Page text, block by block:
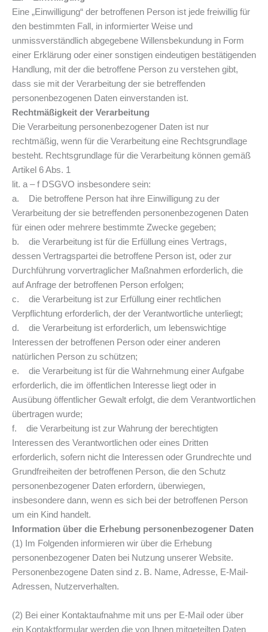
Eine „Einwilligung“ der betroffenen Person ist jede freiwillig für
den bestimmten Fall, in informierter Weise und
unmissverständlich abgegebene Willensbekundung in Form
einer Erklärung oder einer sonstigen eindeutigen bestätigenden
Handlung, mit der die betroffene Person zu verstehen gibt,
dass sie mit der Verarbeitung der sie betreffenden
personenbezogenen Daten einverstanden ist.
Rechtmäßigkeit der Verarbeitung
Die Verarbeitung personenbezogener Daten ist nur
rechtmäßig, wenn für die Verarbeitung eine Rechtsgrundlage
besteht. Rechtsgrundlage für die Verarbeitung können gemäß
Artikel 6 Abs. 1
lit. a – f DSGVO insbesondere sein:
a. Die betroffene Person hat ihre Einwilligung zu der
Verarbeitung der sie betreffenden personenbezogenen Daten
für einen oder mehrere bestimmte Zwecke gegeben;
b. die Verarbeitung ist für die Erfüllung eines Vertrags,
dessen Vertragspartei die betroffene Person ist, oder zur
Durchführung vorvertraglicher Maßnahmen erforderlich, die
auf Anfrage der betroffenen Person erfolgen;
c. die Verarbeitung ist zur Erfüllung einer rechtlichen
Verpflichtung erforderlich, der der Verantwortliche unterliegt;
d. die Verarbeitung ist erforderlich, um lebenswichtige
Interessen der betroffenen Person oder einer anderen
natürlichen Person zu schützen;
e. die Verarbeitung ist für die Wahrnehmung einer Aufgabe
erforderlich, die im öffentlichen Interesse liegt oder in
Ausübung öffentlicher Gewalt erfolgt, die dem Verantwortlichen
übertragen wurde;
f. die Verarbeitung ist zur Wahrung der berechtigten
Interessen des Verantwortlichen oder eines Dritten
erforderlich, sofern nicht die Interessen oder Grundrechte und
Grundfreiheiten der betroffenen Person, die den Schutz
personenbezogener Daten erfordern, überwiegen,
insbesondere dann, wenn es sich bei der betroffenen Person
um ein Kind handelt.
Information über die Erhebung personenbezogener Daten
(1) Im Folgenden informieren wir über die Erhebung
personenbezogener Daten bei Nutzung unserer Website.
Personenbezogene Daten sind z. B. Name, Adresse, E-Mail-
Adressen, Nutzerverhalten.
(2) Bei einer Kontaktaufnahme mit uns per E-Mail oder über
ein Kontaktformular werden die von Ihnen mitgeteilten Daten